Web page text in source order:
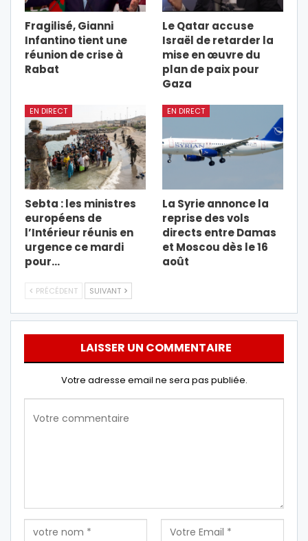
Fragilisé, Gianni
Infantino tient une
réunion de crise à
Rabat
Le Qatar accuse
Israël de retarder la
mise en œuvre du
plan de paix pour
Gaza
EN DIRECT
Sebta : les ministres
européens de
l’Intérieur réunis en
urgence ce mardi
pour…
EN DIRECT
La Syrie annonce la
reprise des vols
directs entre Damas
et Moscou dès le 16
août
PRÉCÉDENT SUIVANT
LAISSER UN COMMENTAIRE
Votre adresse email ne sera pas publiée.